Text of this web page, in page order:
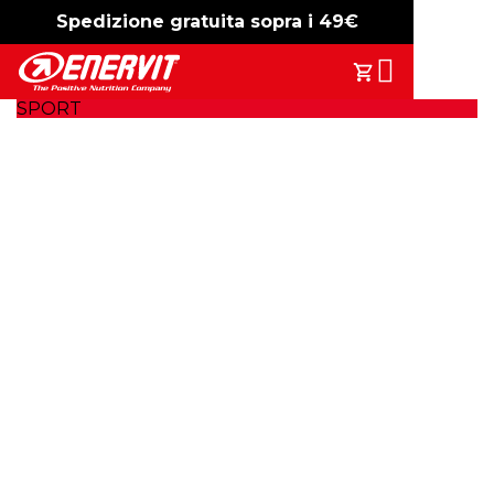
Spedizione gratuita sopra i 49€
-15% free shipping
Il Tuo
Search
SPORT